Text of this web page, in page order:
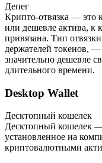
Депег
Крипто-отвязка — это
или дешевле актива, к
привязана. Тип
держателей токенов, —
значительно дешевле
длительного времени.
Desktop Wallet
Десктопный кошелек
Десктопный кошелек
установленное на
криптовалютными